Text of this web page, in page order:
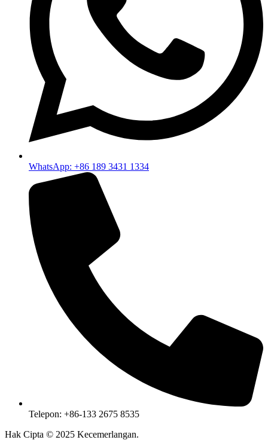
WhatsApp: +86 189 3431 1334
Telepon: +86-133 2675 8535
Hak Cipta © 2025 Kecemerlangan.